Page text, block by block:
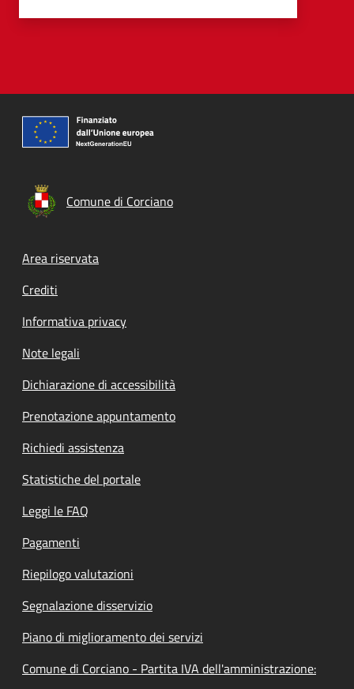
Comune di Corciano
Footer menu
Area riservata
Crediti
Informativa privacy
Note legali
Dichiarazione di accessibilità
Prenotazione appuntamento
Richiedi assistenza
Statistiche del portale
Leggi le FAQ
Pagamenti
Riepilogo valutazioni
Segnalazione disservizio
Piano di miglioramento dei servizi
Comune di Corciano - Partita IVA dell'amministrazione: